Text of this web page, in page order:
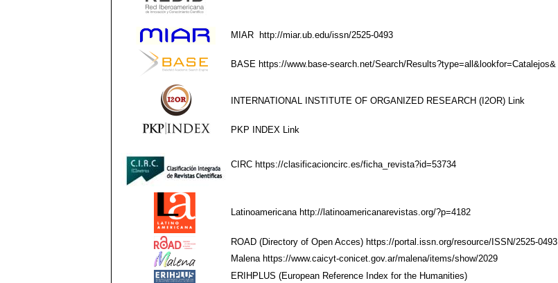
MIAR http://miar.ub.edu/issn/2525-0493
BASE https://www.base-search.net/Search/Results?type=all&lookfor=Catalejos&
INTERNATIONAL INSTITUTE OF ORGANIZED RESEARCH (I2OR) Link
PKP INDEX Link
CIRC https://clasificacioncirc.es/ficha_revista?id=53734
Latinoamericana http://latinoamericanarevistas.org/?p=4182
ROAD (Directory of Open Acces) https://portal.issn.org/resource/ISSN/2525-0493
Malena https://www.caicyt-conicet.gov.ar/malena/items/show/2029
ERIHPLUS (European Reference Index for the Humanities)